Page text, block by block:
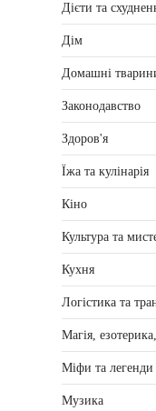
Дієти та
Дім
Домашні
Законодавство
Здоров'я
Їжа та кулінарія
Кіно
Культура та
Кухня
Логістика та
Магія,
Міфи та легенди
Музика